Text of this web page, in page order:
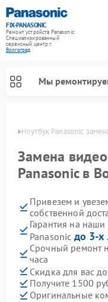
FIX-PANASONIC
Ремонт устройств Panasonic
Специализированный
cервисный центр г.
Волгоград
Мы
Ноутбук Panasonic
Замена
Panasonic в
Привезем и
собственной
Гарантия на
Panasonic до 3-х
Срочный ремонт
часа
Скидка для вас до
Получите 1500
Оригинальные